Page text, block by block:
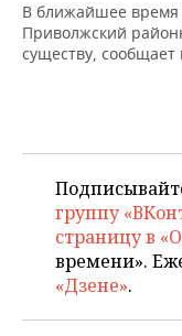
В ближайшее время
Приволжский
существу, сообщает
группу
страницу в
времени».
«Дзене».